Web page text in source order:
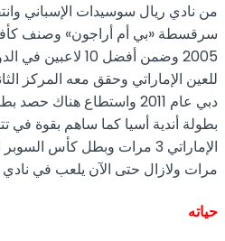
من نادي ريال سوسيدات الإسباني
سرقسطة «بي أم أراجون» وصنف
2005 وضمن أفضل 10
للعين الإماراتي وحقق معه المركز
بطولة أندية أسيا كما ساهم بقوة في
مرات ولازال حتى الآن يلعب في
حياته